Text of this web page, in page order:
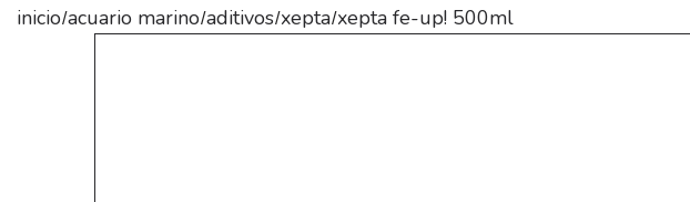
inicio/acuario marino/aditivos/xepta/xepta fe-up! 500ml